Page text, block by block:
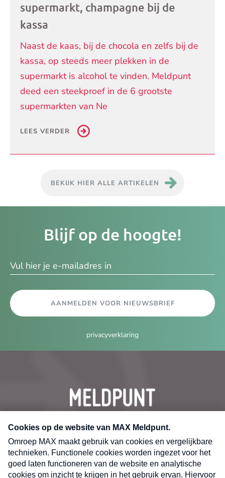
supermarkt, champagne bij de
kassa
Naast de kaas, bij de chocola en zelfs bij de
kassa, op steeds meer plekken in de
supermarkt is alcohol te vinden. Meldpunt
deed een steekproef in de 6 grootste
supermarkten van Ne
LEES VERDER
BEKIJK HIER ALLE ARTIKELEN
Blijf op de hoogte!
AANMELDEN VOOR NIEUWSBRIEF
privacyverklaring
CONTACT